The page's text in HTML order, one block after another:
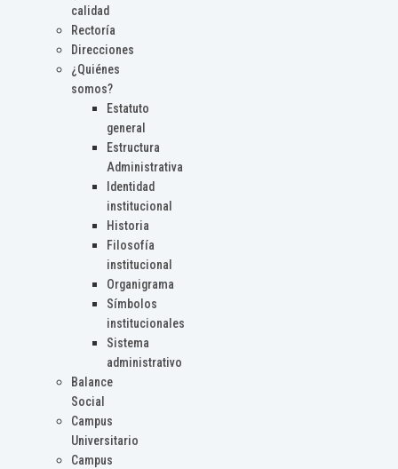
calidad
Rectoría
Direcciones
¿Quiénes
somos?
Estatuto
general
Estructura
Administrativa
Identidad
institucional
Historia
Filosofía
institucional
Organigrama
Símbolos
institucionales
Sistema
administrativo
Balance
Social
Campus
Universitario
Campus